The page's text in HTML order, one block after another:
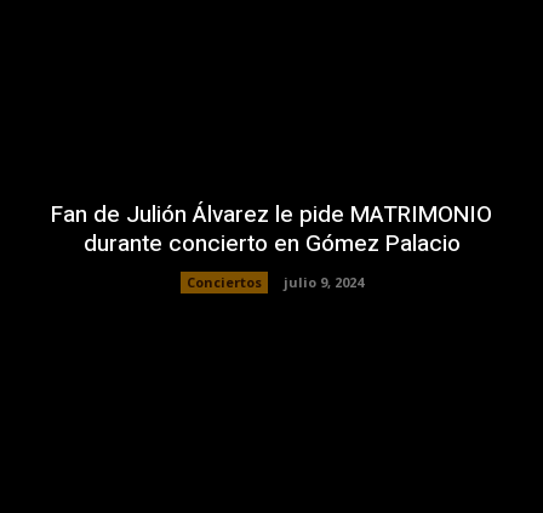
Fan de Julión Álvarez le pide MATRIMONIO
durante concierto en Gómez Palacio
Conciertos julio 9, 2024